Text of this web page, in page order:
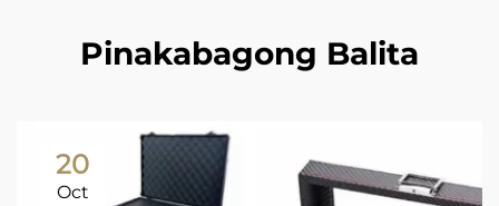
Pinakabagong Balita
20
Oct